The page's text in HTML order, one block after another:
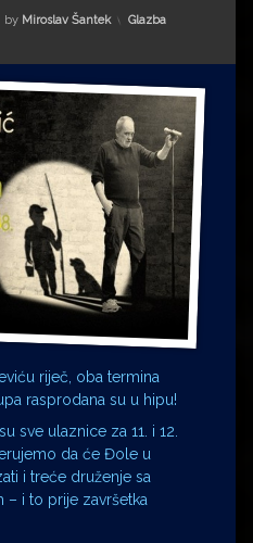
by Miroslav Šantek Kategorije:
Glazba
riječ, oba termina
rasprodana su u hipu!
sve ulaznice za 11. i 12.
da će Đole u
i treće druženje sa
i to prije završetka